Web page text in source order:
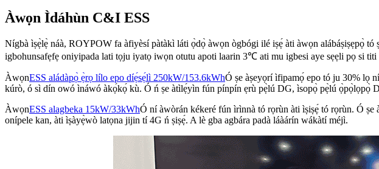
Àwọn Ìdáhùn C&I ESS
Nígbà ìṣẹ̀lẹ̀ náà, ROYPOW fa àfiyèsí pàtàkì láti ọ̀dọ̀ àwọn ògbógi ilé iṣẹ́ àti àwọn alábáṣiṣẹpọ̀ tó
igbohunsafẹfẹ oniyipada lati tọju iyatọ iwọn otutu apoti laarin 3℃ ati mu igbesi aye sẹẹli pọ si
ÀwọnESS aládàpọ̀ ẹ̀rọ lílo epo díẹ́sẹ́lì 250kW/153.6kWhÓ ṣe àṣeyọrí ìfipamọ́ epo tó ju 30% lọ
kúrò, ó sì dín owó ìnáwó àkọ́kọ́ kù. Ó ń ṣe àtìlẹ́yìn fún pínpín ẹrù pẹ̀lú DG, ìsopọ̀ pẹ̀lú ọ̀pọ̀lọpọ̀
ÀwọnESS alagbeka 15kW/33kWhÓ ní àwòrán kékeré fún ìrìnnà tó rọrùn àti ìṣiṣẹ́ tó rọrùn. Ó ṣe
onípele kan, àti ìṣàyẹ̀wò latọna jijin tí 4G ń ṣiṣẹ́. A lè gba agbára padà láàárín wákàtí méjì.